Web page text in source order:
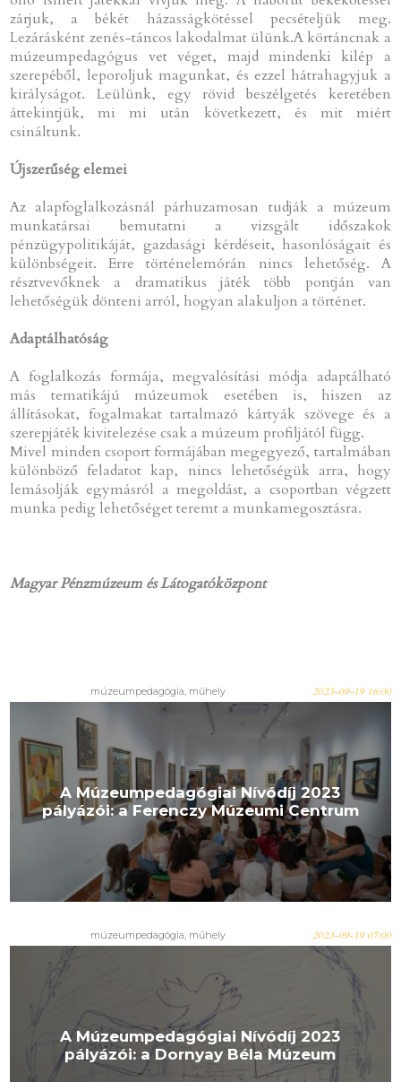
zárjuk, a békét házasságkötéssel pecsételjük meg.
Lezárásként zenés-táncos lakodalmat ülünk.A körtáncnak a
múzeumpedagógus vet véget, majd mindenki kilép a
szerepéből, leporoljuk magunkat, és ezzel hátrahagyjuk a
királyságot. Leülünk, egy rövid beszélgetés keretében
áttekintjük, mi mi után következett, és mit miért
csináltunk.
Újszerűség elemei
Az alapfoglalkozásnál párhuzamosan tudják a múzeum
munkatársai bemutatni a vizsgált időszakok
pénzügypolitikáját, gazdasági kérdéseit, hasonlóságait és
különbségeit. Erre történelemórán nincs lehetőség. A
résztvevőknek a dramatikus játék több pontján van
lehetőségük dönteni arról, hogyan alakuljon a történet.
Adaptálhatóság
A foglalkozás formája, megvalósítási módja adaptálható
más tematikájú múzeumok esetében is, hiszen az
állításokat, fogalmakat tartalmazó kártyák szövege és a
szerepjáték kivitelezése csak a múzeum profiljától függ.
Mivel minden csoport formájában megegyező, tartalmában
különböző feladatot kap, nincs lehetőségük arra, hogy
lemásolják egymásról a megoldást, a csoportban végzett
munka pedig lehetőséget teremt a munkamegosztásra.
Magyar Pénzmúzeum és Látogatóközpont
múzeumpedagógia, műhely 2023-09-19 16:00
A Múzeumpedagógiai Nívódíj 2023
pályázói: a Ferenczy Múzeumi Centrum
múzeumpedagógia, műhely 2023-09-19 07:00
A Múzeumpedagógiai Nívódíj 2023
pályázói: a Dornyay Béla Múzeum